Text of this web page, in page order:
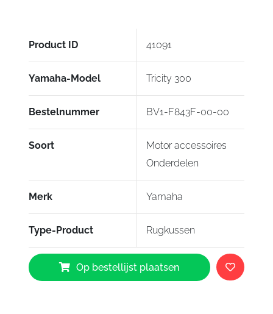
Voorzien van Yamaha-logo op de achterzijde van
het rugsteunpad
Verkrijgbaar in drie kleuren
Product ID 41091
Yamaha-Model Tricity 300
Bestelnummer BV1-F843F-00-00
Soort
Motor accessoires
Onderdelen
Merk Yamaha
Type-Product Rugkussen
Yamaha
Rugkussen
Tricity
Op bestellijst plaatsen